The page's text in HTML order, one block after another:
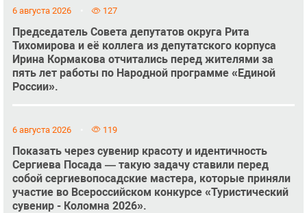
6 августа 2026 127
Председатель Совета депутатов округа Рита
Тихомирова и её коллега из депутатского корпуса
Ирина Кормакова отчитались перед жителями за
пять лет работы по Народной программе «Единой
России».
6 августа 2026 119
Показать через сувенир красоту и идентичность
Сергиева Посада — такую задачу ставили перед
собой сергиевопосадские мастера, которые приняли
участие во Всероссийском конкурсе «Туристический
сувенир - Коломна 2026».